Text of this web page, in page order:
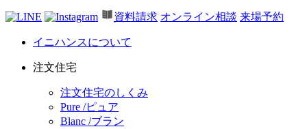
資料請求 オンライン相談 来場予約
イニハンスについて
注文住宅
注文住宅のしくみ
Pure /ピュア
Blanc /ブラン